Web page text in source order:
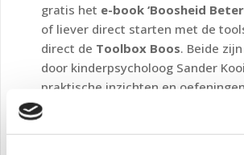
gratis het e-book ‘Boosheid
of liever direct starten met de
direct de Toolbox Boos. Beide
door kinderpsycholoog Sander
praktische inzichten en
De toolbox wordt niet alleen door
gebruikt als eerste start. Ook